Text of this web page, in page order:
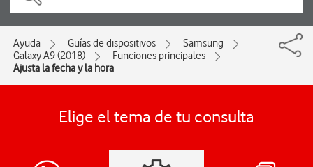
Ayuda Guías de dispositivos
Samsung
Galaxy A9 (2018)
Funciones principales
Ajusta la fecha y la hora
Elige el tema de tu consulta